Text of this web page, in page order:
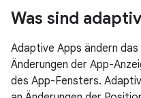
Was sind
Adaptive Apps ändern
Änderungen der App-
des App-Fensters.